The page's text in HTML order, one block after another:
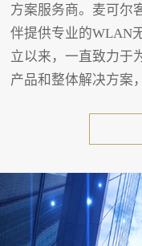
方案服务商。麦可尔
伴提供专业的WLAN
立以来，一直致力于
产品和整体解决方案